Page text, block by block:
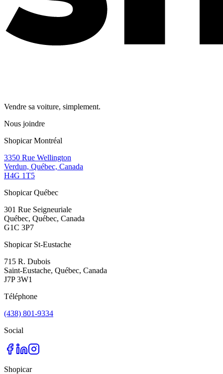
Vendre sa voiture, simplement.
Nous joindre
Shopicar Montréal
3350 Rue Wellington
Verdun, Québec, Canada
H4G 1T5
Shopicar Québec
301 Rue Seigneuriale
Québec, Québec, Canada
G1C 3P7
Shopicar St-Eustache
715 R. Dubois
Saint-Eustache, Québec, Canada
J7P 3W1
Téléphone
(438) 801-9334
Social
Shopicar